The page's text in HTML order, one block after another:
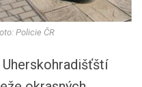
Policie ČR
Uherskohradišťští